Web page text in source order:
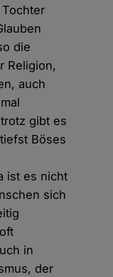
die
Religion,
auch
gibt es
Böses
ist es nicht
sich
in
der